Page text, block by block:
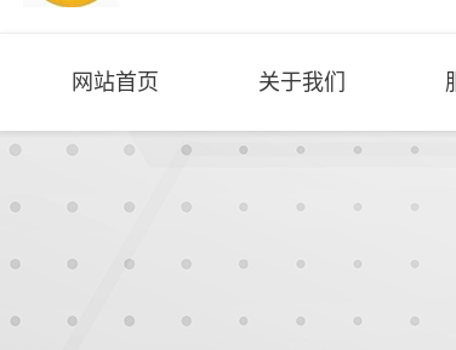
网站首页 关于我们